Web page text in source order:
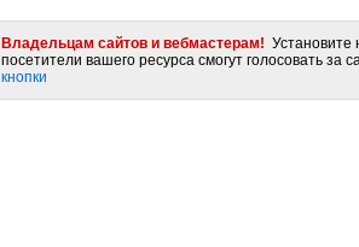
Владельцам сайтов и вебмастерам! Установите
посетители вашего ресурса смогут голосовать за
кнопки